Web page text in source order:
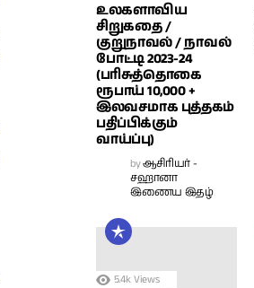
உலகளாவிய
சிறுகதை /
குறுநாவல் / நாவல்
போட்டி 2023-24
(பரிசுத்தொகை
ரூபாய் 10,000 +
இலவசமாக புத்தகம்
பதிப்பிக்கும்
வாய்ப்பு)
byஆசிரியர் -
சஹானா
இணைய இதழ்
5.4k Views